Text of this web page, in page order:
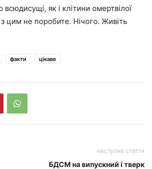
всюдисущі, як і клітини омертвілої
з цим не поробите. Нічого. Живіть
факти цікаве
наступна стаття
БДСМ на випускний і тверк